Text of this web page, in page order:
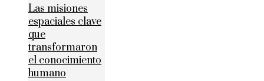
Las misiones
espaciales clave
que
transformaron
el conocimiento
humano